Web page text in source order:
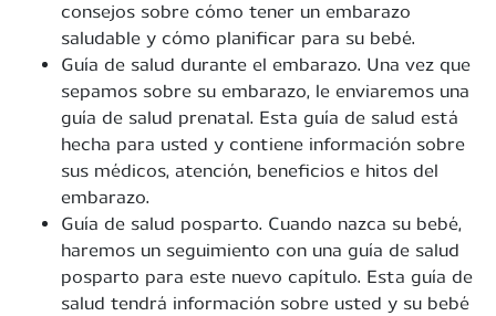
consejos sobre cómo tener un embarazo
saludable y cómo planificar para su bebé.
Guía de salud durante el embarazo. Una vez que
sepamos sobre su embarazo, le enviaremos una
guía de salud prenatal. Esta guía de salud está
hecha para usted y contiene información sobre
sus médicos, atención, beneficios e hitos del
embarazo.
Guía de salud posparto. Cuando nazca su bebé,
haremos un seguimiento con una guía de salud
posparto para este nuevo capítulo. Esta guía de
salud tendrá información sobre usted y su bebé